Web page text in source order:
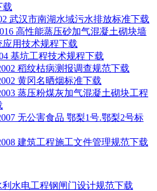
载
武汉市南湖水域污水排放标准下载
高性能蒸压砂加气混凝土砌块墙
用技术规程下载
基坑工程技术规程下载
稻纹枯病测报调查规范下载
黄冈名晒烟标准下载
蒸压粉煤灰加气混凝土砌块工程
无公害食品 鄂梨1号.鄂梨2号标
建筑工程施工文件管理规范下载
利水电工程钢闸门设计规范下载